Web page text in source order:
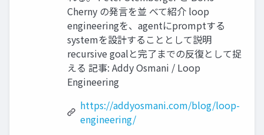
Cherny の発言を並 べて紹介 loop
engineeringを、agentにpromptする
systemを設計することとして説明
recursive goalと完了までの反復として捉
える 記事: Addy Osmani / Loop
Engineering
https://addyosmani.com/blog/loop-
engineering/